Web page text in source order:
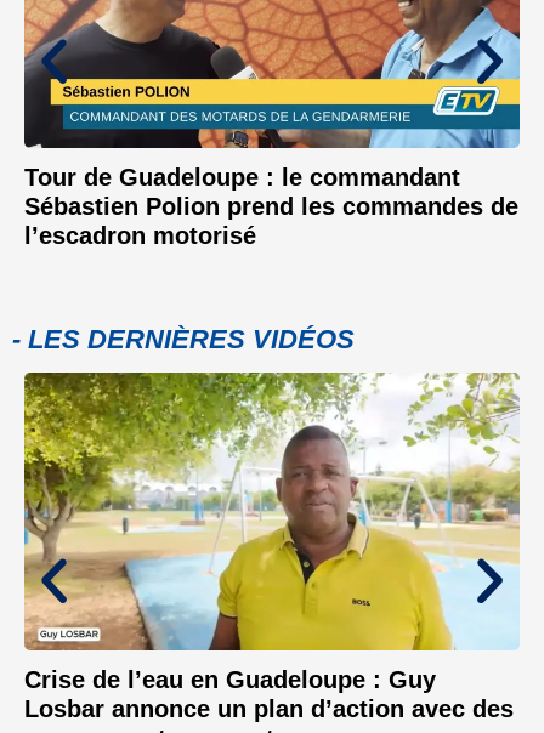
Tour de Guadeloupe : le commandant
Sébastien Polion prend les commandes de
l’escadron motorisé
- LES DERNIÈRES VIDÉOS
Crise de l’eau en Guadeloupe : Guy
Losbar annonce un plan d’action avec des